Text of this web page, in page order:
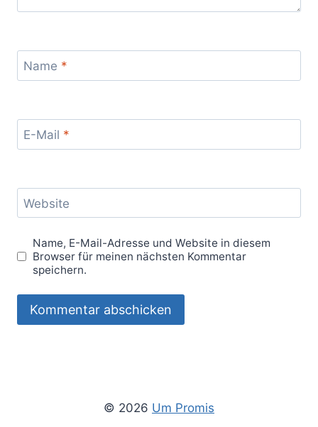
Name *
E-Mail *
Website
Name, E-Mail-Adresse und Website in diesem
Browser für meinen nächsten Kommentar
speichern.
© 2026 Um Promis